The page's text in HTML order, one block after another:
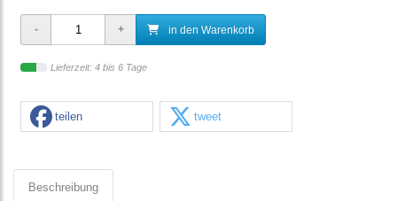
in den Warenkorb
Lieferzeit: 4 bis 6 Tage
teilen tweet
Beschreibung